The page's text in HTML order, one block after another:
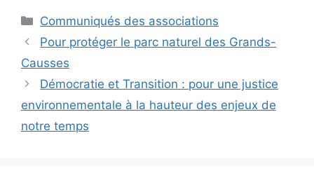
Catégories
Communiqués des associations
Pour protéger le parc naturel des Grands-
Causses
Démocratie et Transition : pour une justice
environnementale à la hauteur des enjeux de
notre temps